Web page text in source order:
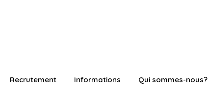
Recrutement Informations Qui sommes-nous?